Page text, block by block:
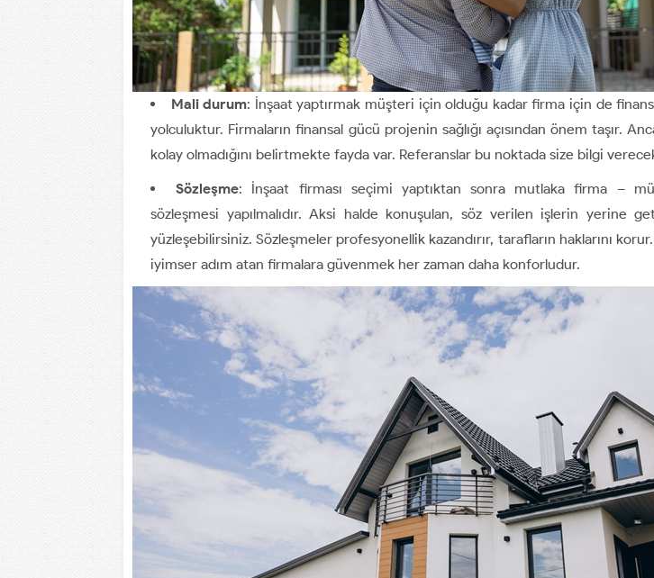
Mali durum: İnşaat yaptırmak müşteri için olduğu kadar firma için de
yolculuktur. Firmaların finansal gücü projenin sağlığı açısından önem taşır.
kolay olmadığını belirtmekte fayda var. Referanslar bu noktada size bilgi
Sözleşme: İnşaat firması seçimi yaptıktan sonra mutlaka firma –
sözleşmesi yapılmalıdır. Aksi halde konuşulan, söz verilen işlerin yerine
yüzleşebilirsiniz. Sözleşmeler profesyonellik kazandırır, tarafların haklarını
iyimser adım atan firmalara güvenmek her zaman daha konforludur.